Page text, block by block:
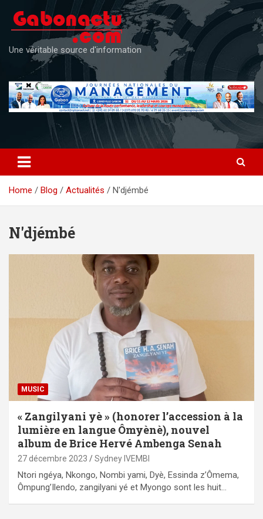
content
Une véritable source d'information
Home Blog Actualités N'djémbé
N'djémbé
MUSIC
« Zangilyani yè » (honorer l’accession à la
lumière en langue Ômyènè), nouvel
album de Brice Hervé Ambenga Senah
27 décembre 2023 Sydney IVEMBI
Ntori ngéya, Nkongo, Nombi yami, Dyè, Essinda z’Ômema,
Ômpung’Ilendo, zangilyani yé et Myongo sont les huit…